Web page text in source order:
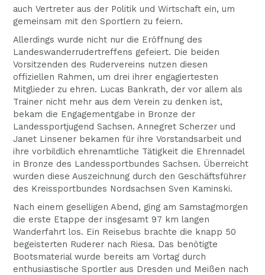
auch Vertreter aus der Politik und Wirtschaft ein, um
gemeinsam mit den Sportlern zu feiern.
Allerdings wurde nicht nur die Eröffnung des
Landeswanderrudertreffens gefeiert. Die beiden
Vorsitzenden des Rudervereins nutzen diesen
offiziellen Rahmen, um drei ihrer engagiertesten
Mitglieder zu ehren. Lucas Bankrath, der vor allem als
Trainer nicht mehr aus dem Verein zu denken ist,
bekam die Engagementgabe in Bronze der
Landessportjugend Sachsen. Annegret Scherzer und
Janet Linsener bekamen für ihre Vorstandsarbeit und
ihre vorbildlich ehrenamtliche Tätigkeit die Ehrennadel
in Bronze des Landessportbundes Sachsen. Überreicht
wurden diese Auszeichnung durch den Geschäftsführer
des Kreissportbundes Nordsachsen Sven Kaminski.
Nach einem geselligen Abend, ging am Samstagmorgen
die erste Etappe der insgesamt 97 km langen
Wanderfahrt los. Ein Reisebus brachte die knapp 50
begeisterten Ruderer nach Riesa. Das benötigte
Bootsmaterial wurde bereits am Vortag durch
enthusiastische Sportler aus Dresden und Meißen nach